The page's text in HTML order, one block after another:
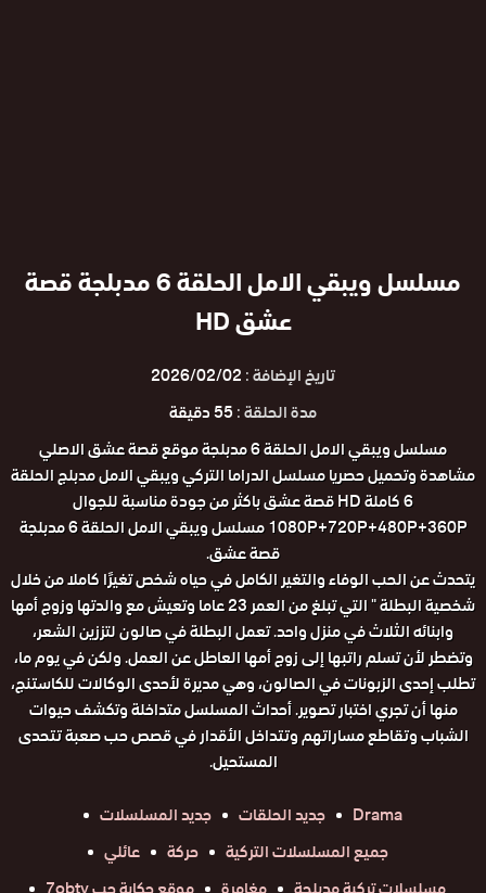
مسلسل ويبقي الامل الحلقة 6 مدبلجة قصة
عشق HD
تاريخ الإضافة :2026/02/02
مدة الحلقة :55 دقيقة
مسلسل ويبقي الامل الحلقة 6 مدبلجة موقع قصة عشق الاصلي
مشاهدة وتحميل حصريا مسلسل الدراما التركي ويبقي الامل مدبلج الحلقة
6 كاملة HD قصة عشق باكثر من جودة مناسبة للجوال
1080P+720P+480P+360P مسلسل ويبقي الامل الحلقة 6 مدبلجة
قصة عشق.
يتحدث عن الحب الوفاء والتغير الكامل في حياه شخص تغيرًا كاملا من خلال
شخصية البطلة " التي تبلغ من العمر 23 عاما وتعيش مع والدتها وزوج أمها
وابنائه الثلاث في منزل واحد. تعمل البطلة في صالون لتززين الشعر،
وتضطر لأن تسلم راتبها إلى زوج أمها العاطل عن العمل. ولكن في يوم ما،
تطلب إحدى الزبونات في الصالون، وهي مديرة لأحدى الوكالات للكاستنج،
منها أن تجري اختبار تصوير. أحداث المسلسل متداخلة وتكشف حيوات
الشباب وتقاطع مساراتهم وتتداخل الأقدار في قصص حب صعبة تتحدى
المستحيل.
Drama
جديد الحلقات
جديد المسلسلات
جميع المسلسلات التركية
حركة
عائلي